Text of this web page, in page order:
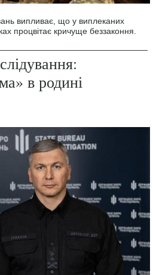
випливає, що у виплеканих
процвітає кричуще беззаконня.
в родині